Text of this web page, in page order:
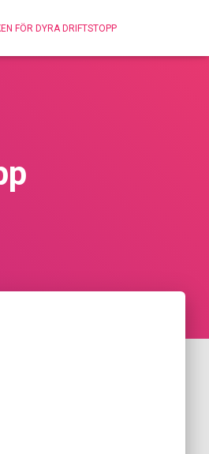
FÖR DYRA DRIFTSTOPP